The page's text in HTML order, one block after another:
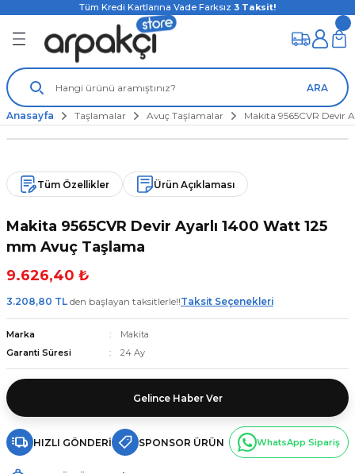
Tüm Kredi Kartlarına Vade Farksız 3 Taksit!
ARA
Anasayfa Taşlamalar Avuç Taşlamalar Makita 9565CVR Devir
Tüm Özellikler Ürün Açıklaması
Makita 9565CVR Devir Ayarlı 1400 Watt 125
mm Avuç Taşlama
9.626,40 ₺
3.208,80 TL den başlayan taksitlerle!!Taksit Seçenekleri
Marka
Makita
Garanti Süresi
24 Ay
Gelince Haber Ver
HIZLI GÖNDERI SPONSOR ÜRÜN WhatsApp Sipariş